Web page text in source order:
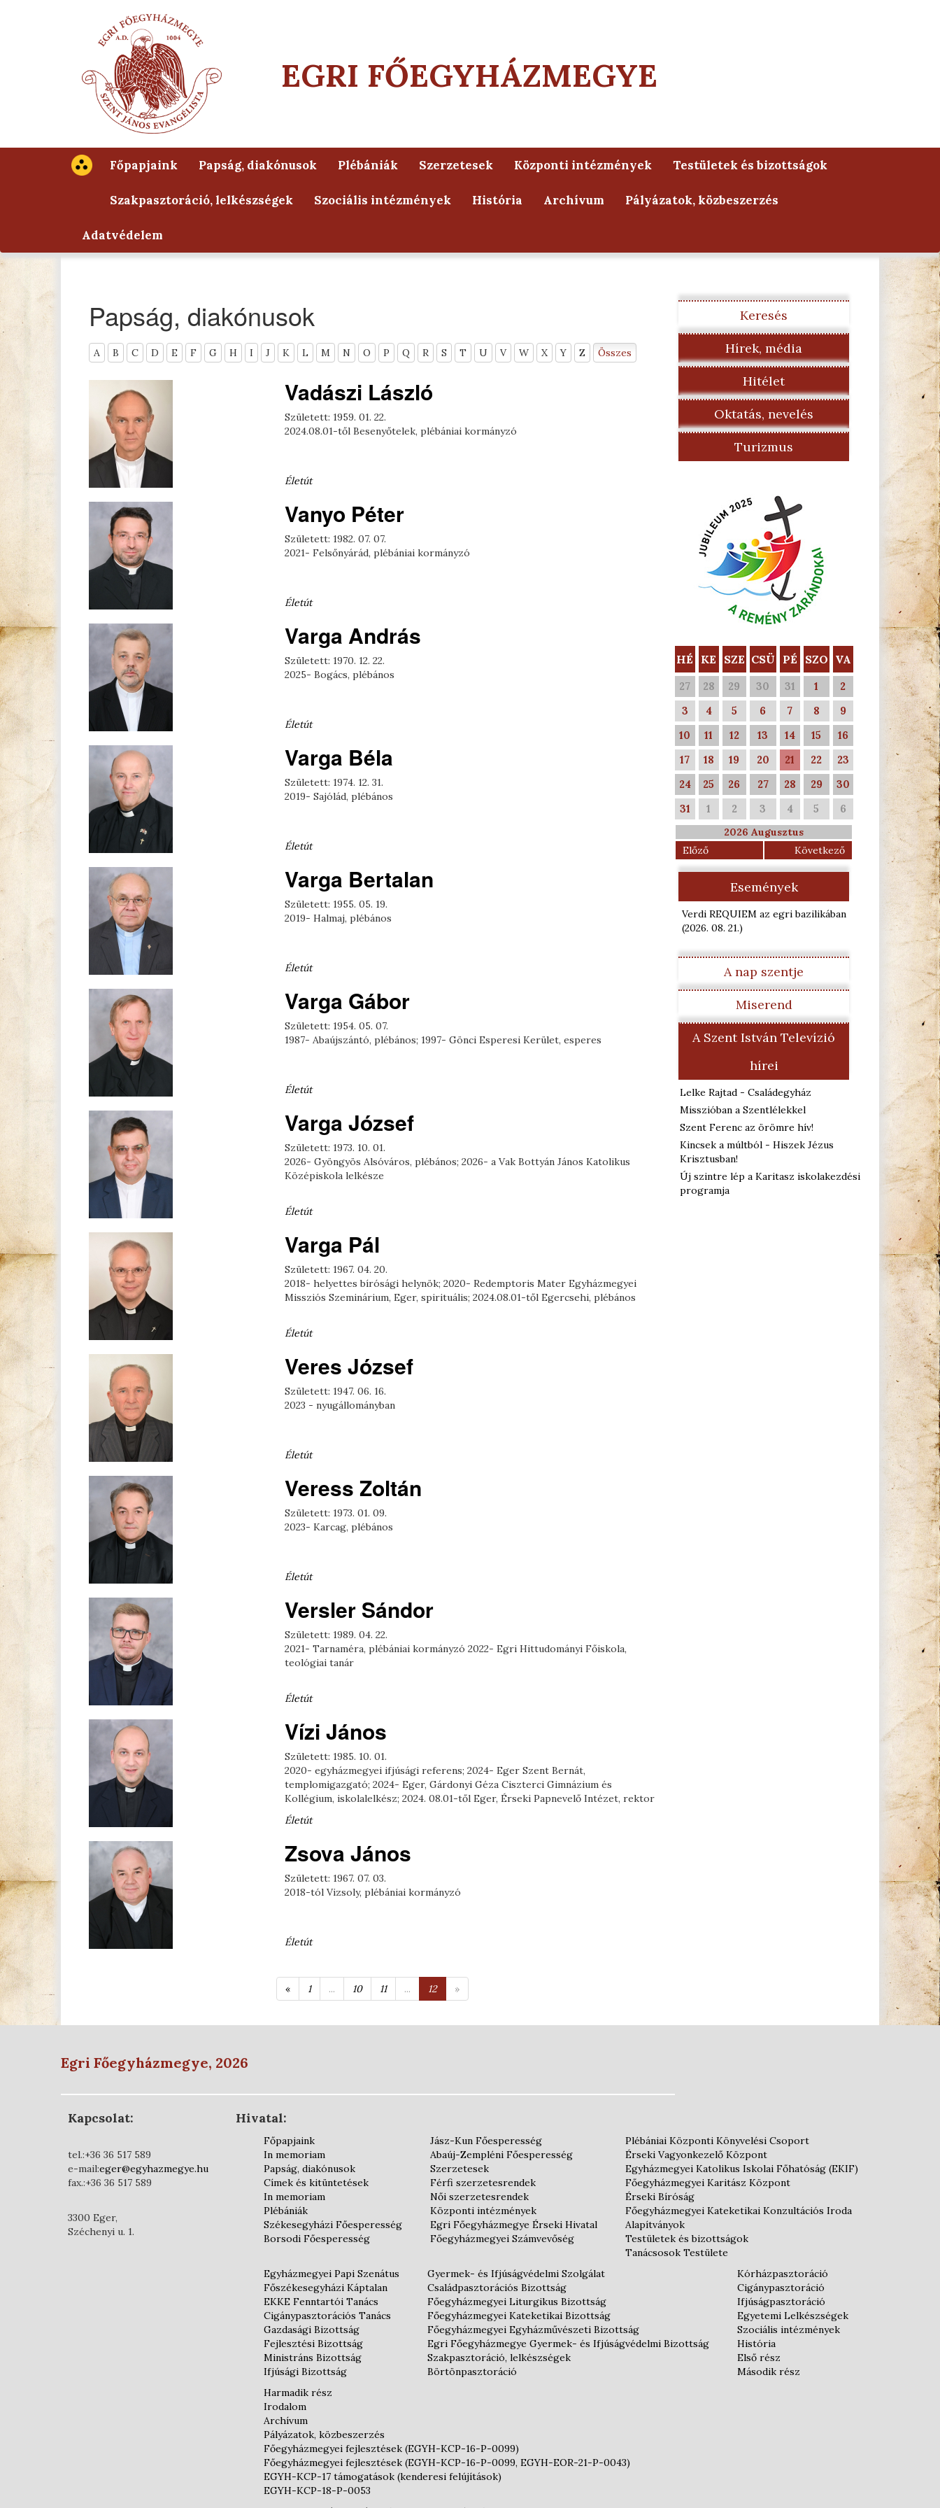
EGRI FŐEGYHÁZMEGYE
Főpapjaink Papság, diakónusok Plébániák Szerzetesek Központi intézmények Testületek és bizottságok
Szakpasztoráció, lelkészségek Szociális intézmények História Archívum Pályázatok, közbeszerzés
Adatvédelem
Papság, diakónusok
A B C D E F G H I J K L M N O P Q R S T U V W X Y Z Összes
Vadászi László
Született: 1959. 01. 22.
2024.08.01-től Besenyőtelek, plébániai kormányzó
Életút
Vanyo Péter
Született: 1982. 07. 07.
2021- Felsőnyárád, plébániai kormányzó
Életút
Varga András
Született: 1970. 12. 22.
2025- Bogács, plébános
Életút
Varga Béla
Született: 1974. 12. 31.
2019- Sajólád, plébános
Életút
Varga Bertalan
Született: 1955. 05. 19.
2019- Halmaj, plébános
Életút
Varga Gábor
Született: 1954. 05. 07.
1987- Abaújszántó, plébános; 1997- Gönci Esperesi Kerület, esperes
Életút
Varga József
Született: 1973. 10. 01.
2026- Gyöngyös Alsóváros, plébános; 2026- a Vak Bottyán János Katolikus
Középiskola lelkésze
Életút
Varga Pál
Született: 1967. 04. 20.
2018- helyettes bírósági helynök; 2020- Redemptoris Mater Egyházmegyei
Missziós Szeminárium, Eger, spirituális; 2024.08.01-től Egercsehi, plébános
Életút
Veres József
Született: 1947. 06. 16.
2023 - nyugállományban
Életút
Veress Zoltán
Született: 1973. 01. 09.
2023- Karcag, plébános
Életút
Versler Sándor
Született: 1989. 04. 22.
2021- Tarnaméra, plébániai kormányzó 2022- Egri Hittudományi Főiskola,
teológiai tanár
Életút
Vízi János
Született: 1985. 10. 01.
2020- egyházmegyei ifjúsági referens; 2024- Eger Szent Bernát,
templomigazgató; 2024- Eger, Gárdonyi Géza Ciszterci Gimnázium és
Kollégium, iskolalelkész; 2024. 08.01-től Eger, Érseki Papnevelő Intézet, rektor
Életút
Zsova János
Született: 1967. 07. 03.
2018-tól Vizsoly, plébániai kormányzó
Életút
« 1 ... 10 11 ... 12 »
Keresés
Hírek, média
Hitélet
Oktatás, nevelés
Turizmus
HÉ KE SZE CSÜ PÉ SZO VA
27 28 29 30 31 1
2
3
4 5 6 7 8
9
10
11 12 13 14 15
16
17
18 19 20 21 22
23
24
25 26 27 28 29
30
31
1 2 3 4 5 6
2026 Augusztus
Előző
Következő
Események
Verdi REQUIEM az egri bazilikában
(2026. 08. 21.)
A nap szentje
Miserend
A Szent István Televízió
hírei
Lelke Rajtad - Családegyház
Misszióban a Szentlélekkel
Szent Ferenc az örömre hív!
Kincsek a múltból - Hiszek Jézus
Krisztusban!
Új szintre lép a Karitasz iskolakezdési
programja
Egri Főegyházmegye, 2026
Kapcsolat:
tel.:+36 36 517 589
e-mail:eger@egyhazmegye.hu
fax.:+36 36 517 589
3300 Eger,
Széchenyi u. 1.
Hivatal:
Főpapjaink
In memoriam
Papság, diakónusok
Címek és kitüntetések
In memoriam
Plébániák
Székesegyházi Főesperesség
Borsodi Főesperesség
Jász-Kun Főesperesség
Abaúj-Zempléni Főesperesség
Szerzetesek
Férfi szerzetesrendek
Női szerzetesrendek
Központi intézmények
Egri Főegyházmegye Érseki Hivatal
Főegyházmegyei Számvevőség
Plébániai Központi Könyvelési Csoport
Érseki Vagyonkezelő Központ
Egyházmegyei Katolikus Iskolai Főhatóság (EKIF)
Főegyházmegyei Karitász Központ
Érseki Bíróság
Főegyházmegyei Kateketikai Konzultációs Iroda
Alapítványok
Testületek és bizottságok
Tanácsosok Testülete
Egyházmegyei Papi Szenátus
Főszékesegyházi Káptalan
EKKE Fenntartói Tanács
Cigánypasztorációs Tanács
Gazdasági Bizottság
Fejlesztési Bizottság
Ministráns Bizottság
Ifjúsági Bizottság
Gyermek- és Ifjúságvédelmi Szolgálat
Családpasztorációs Bizottság
Főegyházmegyei Liturgikus Bizottság
Főegyházmegyei Kateketikai Bizottság
Főegyházmegyei Egyházművészeti Bizottság
Egri Főegyházmegye Gyermek- és Ifjúságvédelmi Bizottság
Szakpasztoráció, lelkészségek
Börtönpasztoráció
Kórházpasztoráció
Cigánypasztoráció
Ifjúságpasztoráció
Egyetemi Lelkészségek
Szociális intézmények
História
Első rész
Második rész
Harmadik rész
Irodalom
Archívum
Pályázatok, közbeszerzés
Főegyházmegyei fejlesztések (EGYH-KCP-16-P-0099)
Főegyházmegyei fejlesztések (EGYH-KCP-16-P-0099, EGYH-EOR-21-P-0043)
EGYH-KCP-17 támogatások (kenderesi felújítások)
EGYH-KCP-18-P-0053